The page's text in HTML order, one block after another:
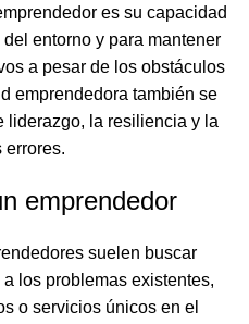
es su capacidad
entorno y para mantener
a pesar de los obstáculos
emprendedora también se
liderazgo, la resiliencia y la
errores.
emprendedor
suelen buscar
los problemas existentes,
o servicios únicos en el